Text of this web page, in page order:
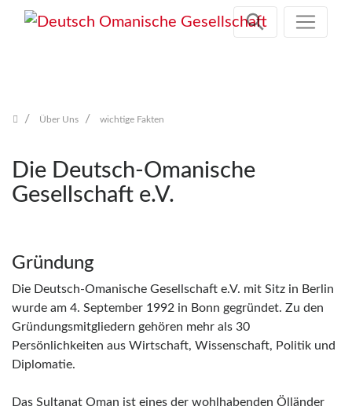
Über Uns wichtige Fakten
Die Deutsch-Omanische
Gesellschaft e.V.
Gründung
Die Deutsch-Omanische Gesellschaft e.V. mit Sitz in Berlin
wurde am 4. September 1992 in Bonn gegründet. Zu den
Gründungsmitgliedern gehören mehr als 30
Persönlichkeiten aus Wirtschaft, Wissenschaft, Politik und
Diplomatie.
Das Sultanat Oman ist eines der wohlhabenden Ölländer